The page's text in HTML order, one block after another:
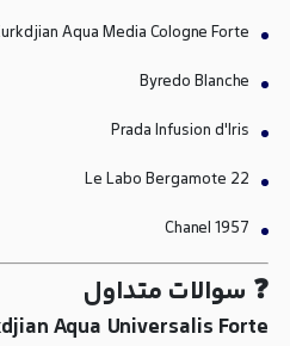
Aqua Media Cologne Forte
Byredo Blanche
Prada Infusion d'Iris
Le Labo Bergamote 22
Chanel 1957
❓ سوالات متداول